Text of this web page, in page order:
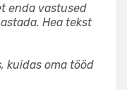
enda vastused
Hea tekst
kuidas oma tööd